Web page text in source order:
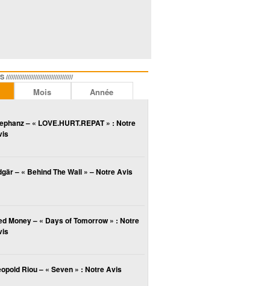
/////////////////////////////////////
Mois Année
– « LOVE.HURT.REPAT » : Notre
– « Behind The Wall » – Notre Avis
Money – « Days of Tomorrow » : Notre
Riou – « Seven » : Notre Avis